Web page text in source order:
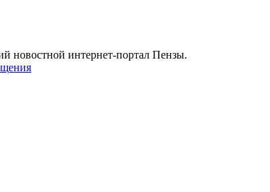
новостной интернет-портал Пензы.